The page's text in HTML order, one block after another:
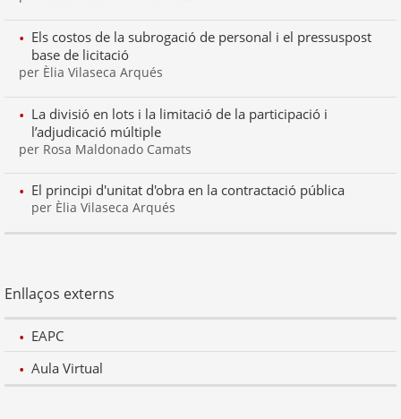
Els costos de la subrogació de personal i el pressuspost
base de licitació
per Èlia Vilaseca Arqués
La divisió en lots i la limitació de la participació i
l’adjudicació múltiple
per Rosa Maldonado Camats
El principi d'unitat d'obra en la contractació pública
per Èlia Vilaseca Arqués
Enllaços externs
EAPC
Aula Virtual